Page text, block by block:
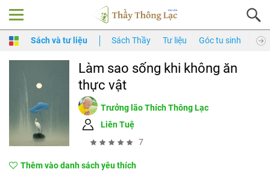
Sách và tư liệu Sách Thầy Tư liệu Góc tu sinh
Làm sao sống khi không ăn
thực vật
Trưởng lão Thích Thông Lạc
Liên Tuệ
7
Thêm vào danh sách yêu thích